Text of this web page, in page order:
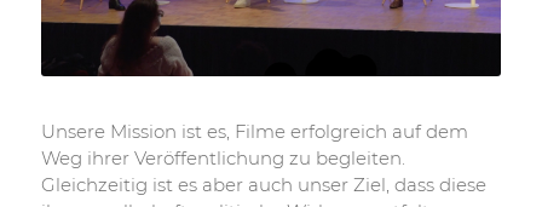
Unsere Mission ist es, Filme erfolgreich auf dem
Weg ihrer Veröffentlichung zu begleiten.
Gleichzeitig ist es aber auch unser Ziel, dass diese